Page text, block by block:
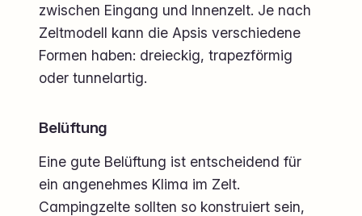
zwischen Eingang und Innenzelt. Je nach
Zeltmodell kann die Apsis verschiedene
Formen haben: dreieckig, trapezförmig
oder tunnelartig.
Belüftung
Eine gute Belüftung ist entscheidend für
ein angenehmes Klima im Zelt.
Campingzelte sollten so konstruiert sein,